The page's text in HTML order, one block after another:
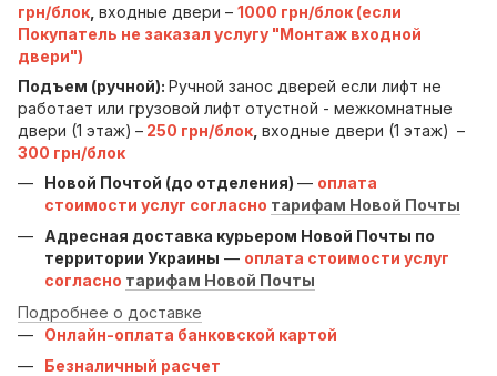
грн/блок входные двери – 1000 грн/блок (если
Покупатель не заказал услугу "Монтаж входной
двери")
Подъем (ручной): Ручной занос дверей если лифт не
работает или грузовой лифт отустной - межкомнатные
двери (1 этаж) – 250 грн/блок входные двери (1 этаж) –
300 грн/блок
Новой Почтой (до отделения) — оплата
стоимости услуг согласно тарифам Новой Почты
Адресная доставка курьером Новой Почты по
территории Украины — оплата стоимости услуг
согласно тарифам Новой Почты
Подробнее о доставке
Онлайн-оплата банковской картой
Безналичный расчет